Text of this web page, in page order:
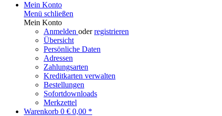
Mein Konto
Menü schließen
Mein Konto
Anmelden oderregistrieren
Übersicht
Persönliche Daten
Adressen
Zahlungsarten
Kreditkarten verwalten
Bestellungen
Sofortdownloads
Merkzettel
Warenkorb 0 € 0,00 *